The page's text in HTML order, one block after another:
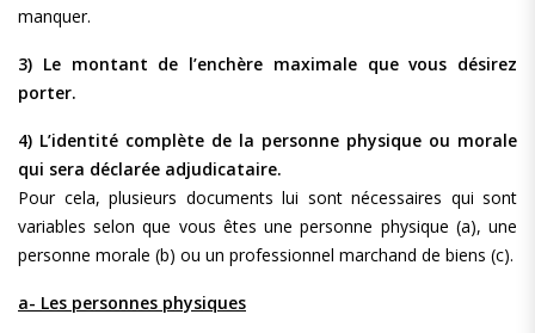
manquer.
3) Le montant de l’enchère maximale que vous désirez
porter.
4) L’identité complète de la personne physique ou morale
qui sera déclarée adjudicataire.
Pour cela, plusieurs documents lui sont nécessaires qui sont
variables selon que vous êtes une personne physique (a), une
personne morale (b) ou un professionnel marchand de biens (c).
a- Les personnes physiques